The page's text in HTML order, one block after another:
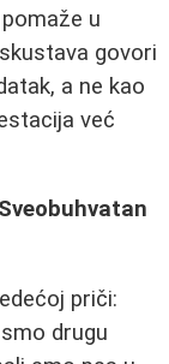
u
govori
a ne kao
već
priči:
drugu